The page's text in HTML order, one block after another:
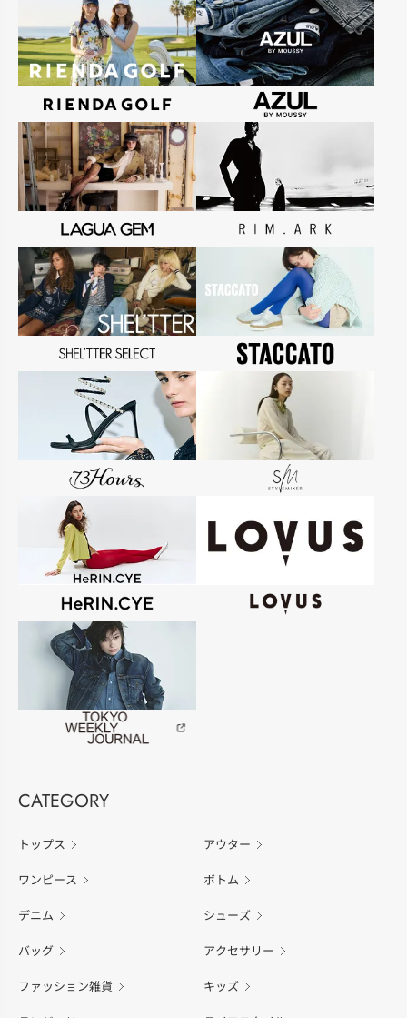
CATEGORY
トップス アウター
ワンピース ボトム
デニム シューズ
バッグ アクセサリー
ファッション雑貨 キッズ